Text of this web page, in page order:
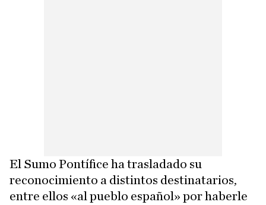
El Sumo Pontífice ha trasladado su
reconocimiento a distintos destinatarios,
entre ellos «al pueblo español» por haberle